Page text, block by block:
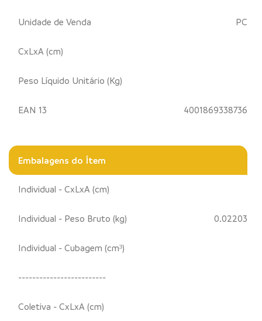
Unidade de Venda PC
CxLxA (cm)
Peso Líquido Unitário (Kg)
EAN 13 4001869338736
Embalagens do Ítem
Individual - CxLxA (cm)
Individual - Peso Bruto (kg) 0.02203
Individual - Cubagem (cm³)
-------------------------
Coletiva - CxLxA (cm)